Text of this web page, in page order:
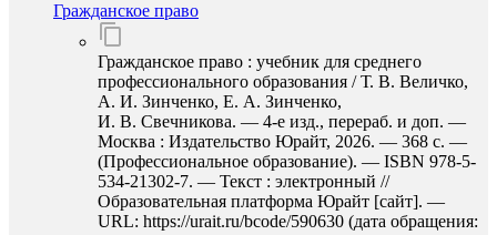
Гражданское право
Гражданское право : учебник для среднего
профессионального образования / Т. В. Величко,
А. И. Зинченко, Е. А. Зинченко,
И. В. Свечникова. — 4-е изд., перераб. и доп. —
Москва : Издательство Юрайт, 2026. — 368 с. —
(Профессиональное образование). — ISBN 978-5-
534-21302-7. — Текст : электронный //
Образовательная платформа Юрайт [сайт]. —
URL: https://urait.ru/bcode/590630 (дата обращения: